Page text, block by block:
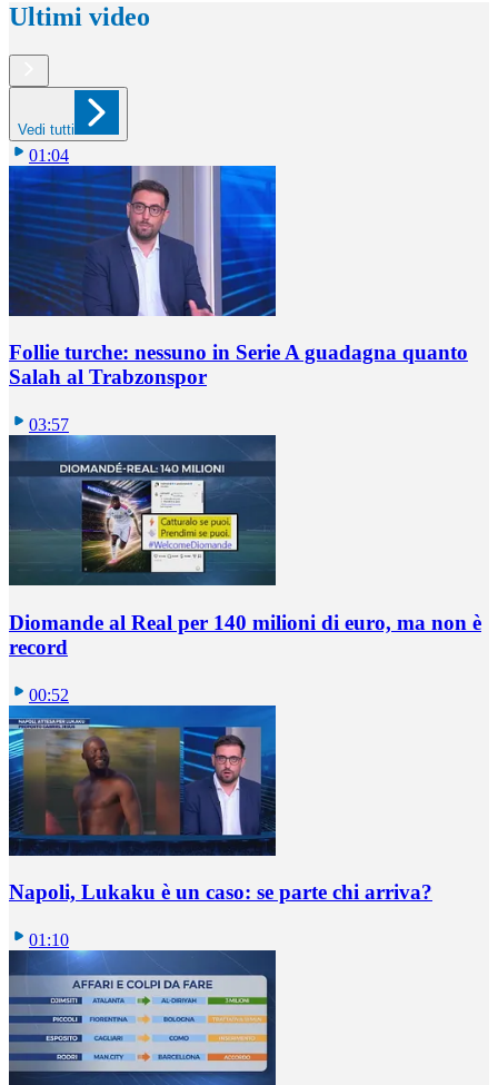
Ultimi video
Vedi tutti
01:04
Follie turche: nessuno in Serie A guadagna quanto
Salah al Trabzonspor
03:57
Diomande al Real per 140 milioni di euro, ma non è
record
00:52
Napoli, Lukaku è un caso: se parte chi arriva?
01:10